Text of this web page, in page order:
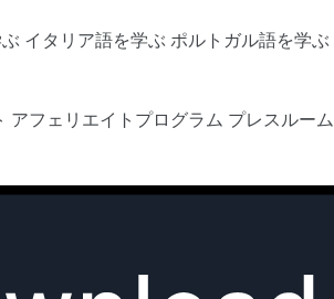
イタリア語を学ぶ ポルトガル語を学ぶ
アフェリエイトプログラム プレスルーム